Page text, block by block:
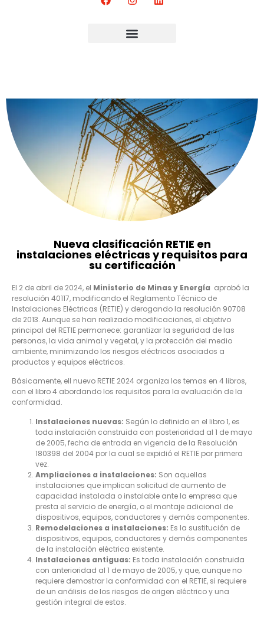
Nueva clasificación RETIE en
instalaciones eléctricas y requisitos para
su certificación
El 2 de abril de 2024, el Ministerio de Minas y Energía aprobó la
resolución 40117, modificando el Reglamento Técnico de
Instalaciones Eléctricas (RETIE) y derogando la resolución 90708
de 2013. Aunque se han realizado modificaciones, el objetivo
principal del RETIE permanece: garantizar la seguridad de las
personas, la vida animal y vegetal, y la protección del medio
ambiente, minimizando los riesgos eléctricos asociados a
productos y equipos eléctricos.
Básicamente, ell nuevo RETIE 2024 organiza los temas en 4 libros,
con el libro 4 abordando los requisitos para la evaluación de la
conformidad.
Instalaciones nuevas: Según lo definido en el libro 1, es
toda instalación construida con posterioridad al 1 de mayo
de 2005, fecha de entrada en vigencia de la Resolución
180398 del 2004 por la cual se expidió el RETIE por primera
vez.
Ampliaciones a instalaciones: Son aquellas
instalaciones que implican solicitud de aumento de
capacidad instalada o instalable ante la empresa que
presta el servicio de energía, o el montaje adicional de
dispositivos, equipos, conductores y demás componentes.
Remodelaciones a instalaciones: Es la sustitución de
dispositivos, equipos, conductores y demás componentes
de la instalación eléctrica existente.
Instalaciones antiguas: Es toda instalación construida
con anterioridad al 1 de mayo de 2005, y que, aunque no
requiere demostrar la conformidad con el RETIE, si requiere
de un análisis de los riesgos de origen eléctrico y una
gestión integral de estos.